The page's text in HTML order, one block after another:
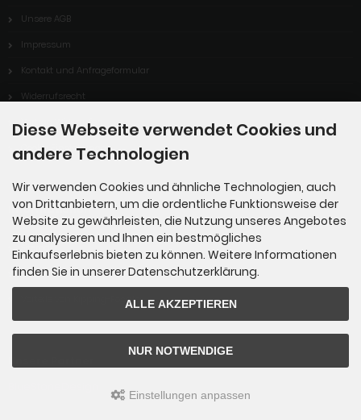
Unsere AGB
Impressum
Kontakt und Anfrageformular
Widerrufsrecht
Vertrag Widerrufen
Cookie Einstellungen
Informationen
Sitemap
Über uns
Vorteile von Kipping-Fossils
Diese Webseite verwendet Cookies und
andere Technologien
Wir verwenden Cookies und ähnliche Technologien, auch
von Drittanbietern, um die ordentliche Funktionsweise der
Website zu gewährleisten, die Nutzung unseres Angebotes
zu analysieren und Ihnen ein bestmögliches
Einkaufserlebnis bieten zu können. Weitere Informationen
finden Sie in unserer Datenschutzerklärung.
ALLE AKZEPTIEREN
NUR NOTWENDIGE
Einstellungen anpassen